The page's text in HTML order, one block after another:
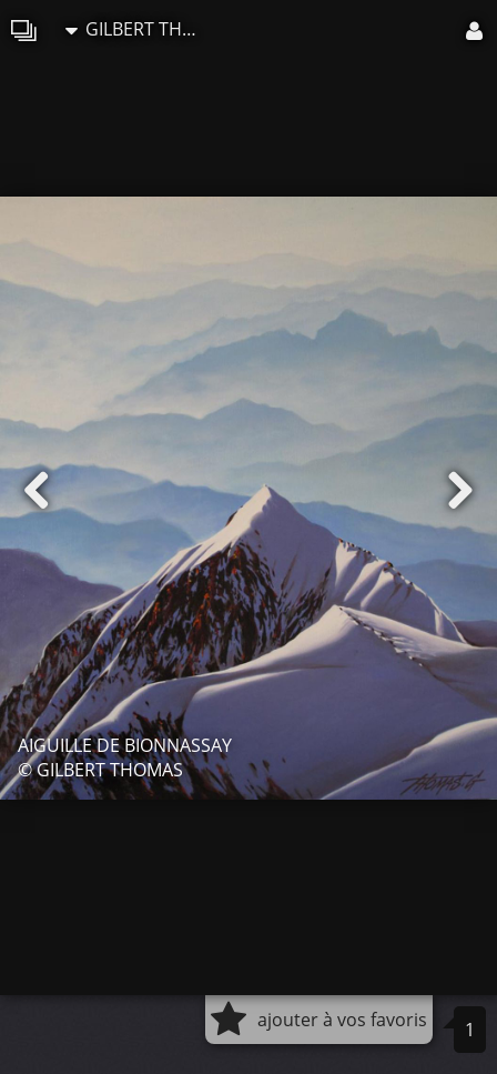
GILBERT THOMAS
AIGUILLE DE BIONNASSAY
© GILBERT THOMAS
ajouter à vos favoris 1